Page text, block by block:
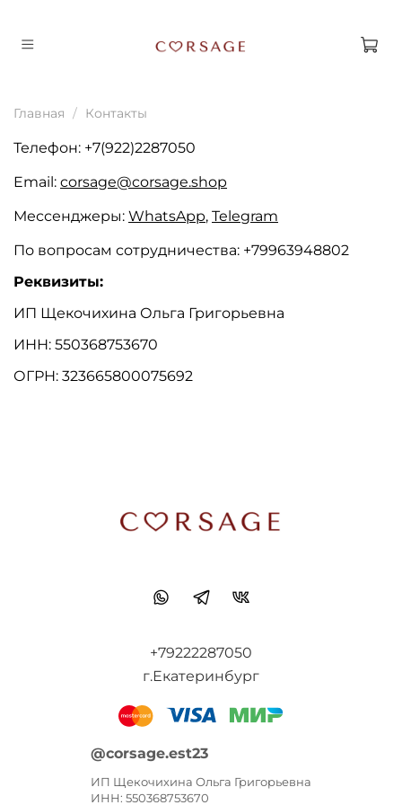
Главная Контакты
Телефон: +7(922)2287050
Email: corsage@corsage.shop
Мессенджеры: WhatsApp, Telegram
По вопросам сотрудничества: +79963948802
Реквизиты:
ИП Щекочихина Ольга Григорьевна
ИНН: 550368753670
ОГРН: 323665800075692
+79222287050
г.Екатеринбург
@corsage.est23
ИП Щекочихина Ольга Григорьевна
ИНН: 550368753670